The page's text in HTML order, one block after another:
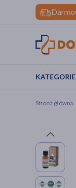
KATEGORIE
Strona główna